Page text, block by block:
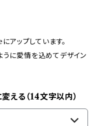
ップしています。
に愛情を込めてデザイン
える（14文字以内）